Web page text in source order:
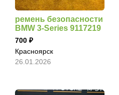
ремень безопасности
BMW 3-Series 9117219
700
Красноярск
26.01.2026